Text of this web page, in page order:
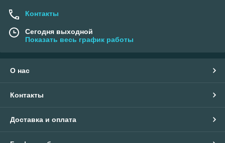
Контакты
Сегодня выходной
Показать весь график работы
О нас
Контакты
Доставка и оплата